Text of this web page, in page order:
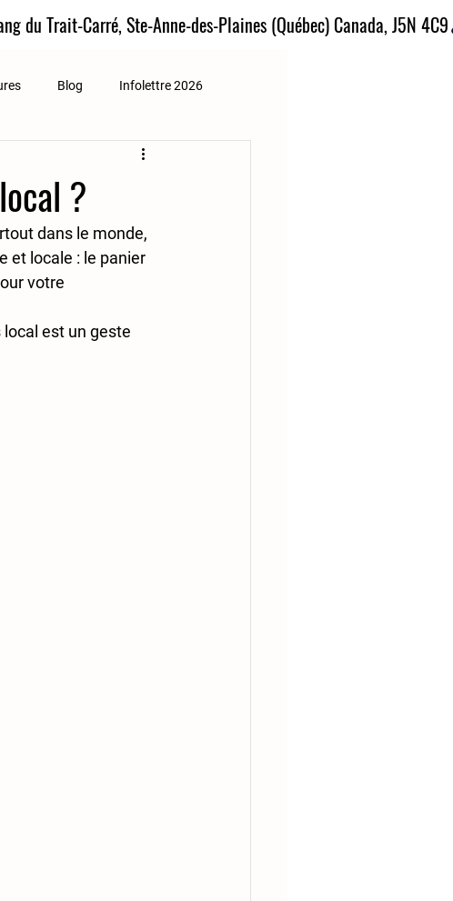
du Trait-Carré, Ste-Anne-des-Plaines (Québec) Canada, J5N 4C9
Blog Infolettre 2026
?
dans le monde,
et locale : le panier
votre
est un geste